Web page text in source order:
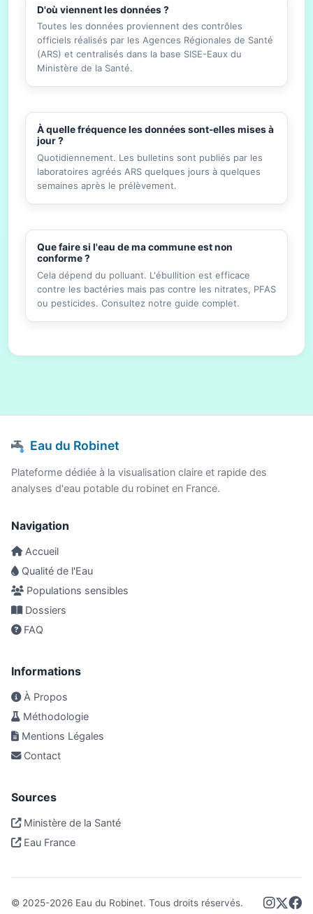
D'où viennent les données ?
Toutes les données proviennent des contrôles
officiels réalisés par les Agences Régionales de Santé
(ARS) et centralisés dans la base SISE-Eaux du
Ministère de la Santé.
À quelle fréquence les données sont-elles mises à
jour ?
Quotidiennement. Les bulletins sont publiés par les
laboratoires agréés ARS quelques jours à quelques
semaines après le prélèvement.
Que faire si l'eau de ma commune est non
conforme ?
Cela dépend du polluant. L'ébullition est efficace
contre les bactéries mais pas contre les nitrates, PFAS
ou pesticides. Consultez notre guide complet.
Eau du Robinet
Plateforme dédiée à la visualisation claire et rapide des
analyses d'eau potable du robinet en France.
Navigation
Accueil
Qualité de l'Eau
Populations sensibles
Dossiers
FAQ
Informations
À Propos
Méthodologie
Mentions Légales
Contact
Sources
Ministère de la Santé
Eau France
© 2025-2026 Eau du Robinet. Tous droits réservés.